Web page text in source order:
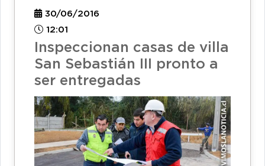
30/06/2016
12:01
Inspeccionan casas de villa
San Sebastián III pronto a
ser entregadas